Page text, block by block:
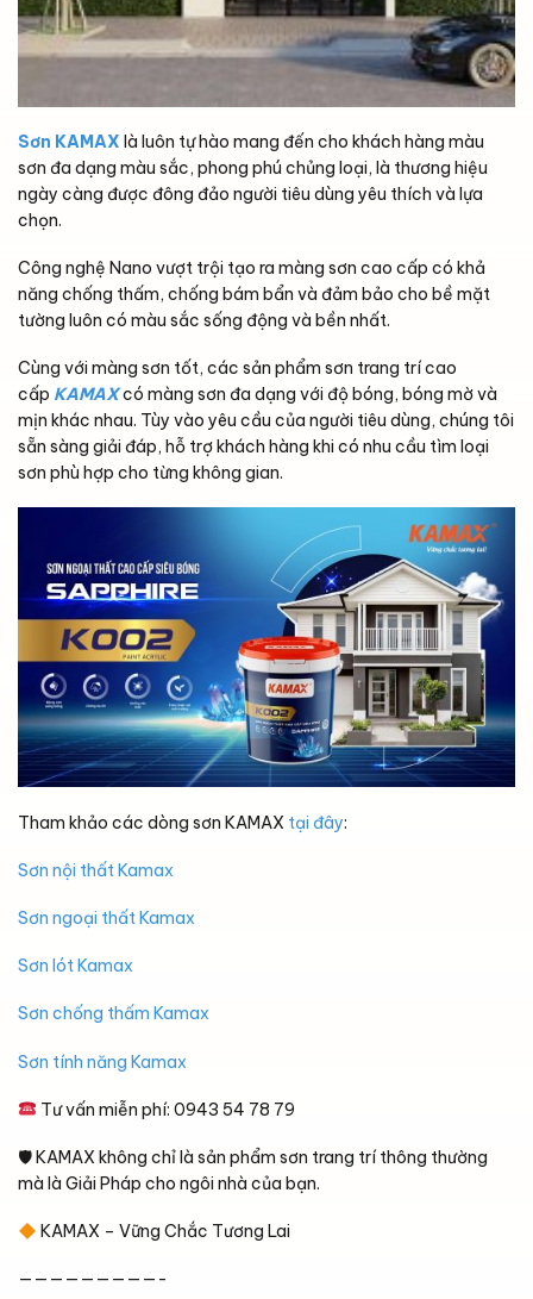
Sơn KAMAX là luôn tự hào mang đến cho khách hàng màu
sơn đa dạng màu sắc, phong phú chủng loại, là thương hiệu
ngày càng được đông đảo người tiêu dùng yêu thích và lựa
chọn.
Công nghệ Nano vượt trội tạo ra màng sơn cao cấp có khả
năng chống thấm, chống bám bẩn và đảm bảo cho bề mặt
tường luôn có màu sắc sống động và bền nhất.
Cùng với màng sơn tốt, các sản phẩm sơn trang trí cao
cấp KAMAXcó màng sơn đa dạng với độ bóng, bóng mờ và
mịn khác nhau. Tùy vào yêu cầu của người tiêu dùng, chúng tôi
sẵn sàng giải đáp, hỗ trợ khách hàng khi có nhu cầu tìm loại
sơn phù hợp cho từng không gian.
Tham khảo các dòng sơn KAMAX tại đây:
Sơn nội thất Kamax
Sơn ngoại thất Kamax
Sơn lót Kamax
Sơn chống thấm Kamax
Sơn tính năng Kamax
Tư vấn miễn phí: 0943 54 78 79
🛡 KAMAX không chỉ là sản phẩm sơn trang trí thông thường
mà là Giải Pháp cho ngôi nhà của bạn.
KAMAX – Vững Chắc Tương Lai
—————————-